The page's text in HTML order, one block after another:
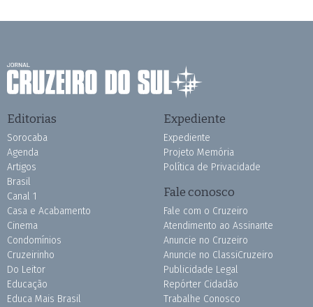
Editorias
Sorocaba
Agenda
Artigos
Brasil
Canal 1
Casa e Acabamento
Cinema
Condomínios
Cruzeirinho
Do Leitor
Educação
Educa Mais Brasil
Expediente
Expediente
Projeto Memória
Política de Privacidade
Fale conosco
Fale com o Cruzeiro
Atendimento ao Assinante
Anuncie no Cruzeiro
Anuncie no ClassiCruzeiro
Publicidade Legal
Repórter Cidadão
Trabalhe Conosco